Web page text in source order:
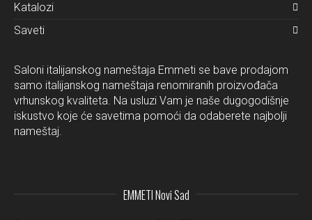
Katalozi
Saveti
Saloni italijanskog nameštaja Emmeti se bave prodajom
samo italijanskog nameštaja renomiranih proizvođača
vrhunskog kvaliteta. Na usluzi Vam je naše dugogodišnje
iskustvo koje će savetima pomoći da odaberete najbolji
nameštaj.
EMMETI Novi Sad